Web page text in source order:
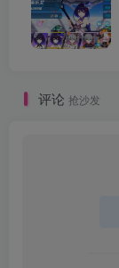
评论 抢沙发